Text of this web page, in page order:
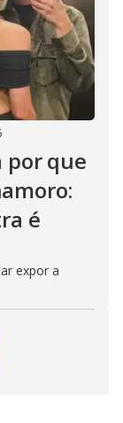
por que
é
expor a